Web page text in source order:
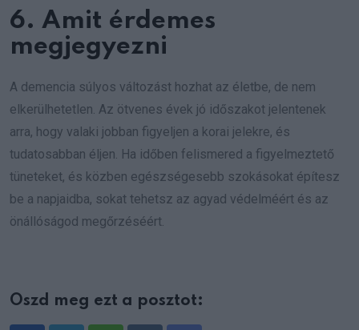
6. Amit érdemes
megjegyezni
A demencia súlyos változást hozhat az életbe, de nem
elkerülhetetlen. Az ötvenes évek jó időszakot jelentenek
arra, hogy valaki jobban figyeljen a korai jelekre, és
tudatosabban éljen. Ha időben felismered a figyelmeztető
tüneteket, és közben egészségesebb szokásokat építesz
be a napjaidba, sokat tehetsz az agyad védelméért és az
önállóságod megőrzéséért.
Oszd meg ezt a posztot: